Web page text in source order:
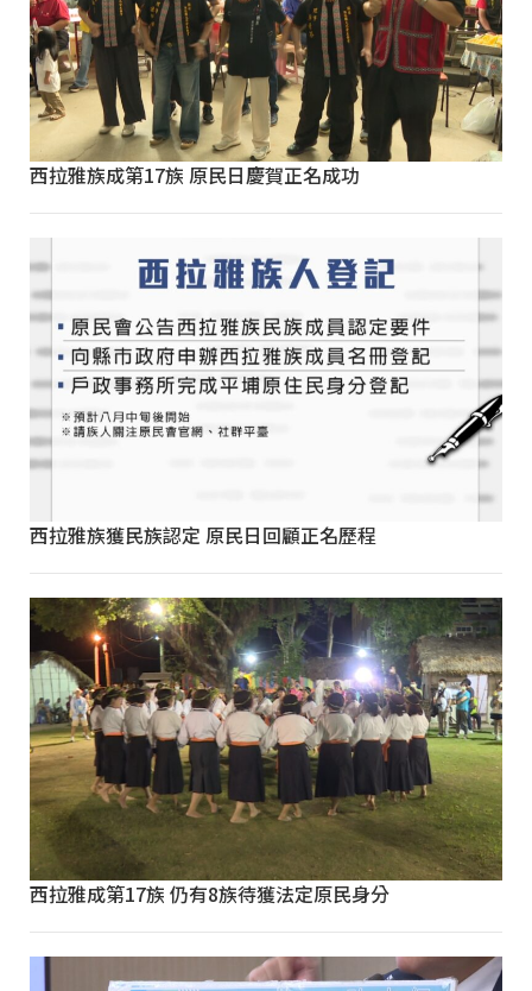
西拉雅族成第17族 原民日慶賀正名成功
西拉雅族獲民族認定 原民日回顧正名歷程
西拉雅成第17族 仍有8族待獲法定原民身分